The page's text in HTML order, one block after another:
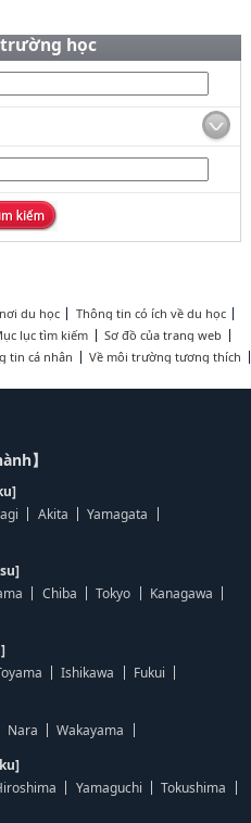
học
du học
Thông tin có ích về du học
lục tìm kiếm
Sơ đồ của trang web
tin cá nhân Về môi trường tương thích
】
Akita
Yamagata
Chiba Tokyo
Kanagawa
Ishikawa
Fukui
Nara
Wakayama
Yamaguchi
Tokushima